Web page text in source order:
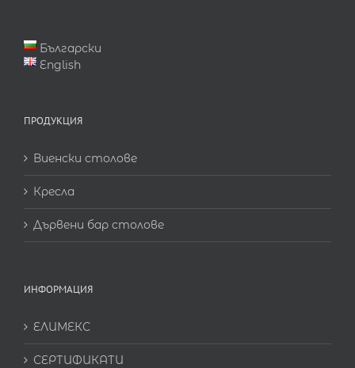
Български
English
ПРОДУКЦИЯ
Виенски столове
Кресла
Дървени бар столове
ИНФОРМАЦИЯ
ЕЛИМЕКС
СЕРТИФИКАТИ